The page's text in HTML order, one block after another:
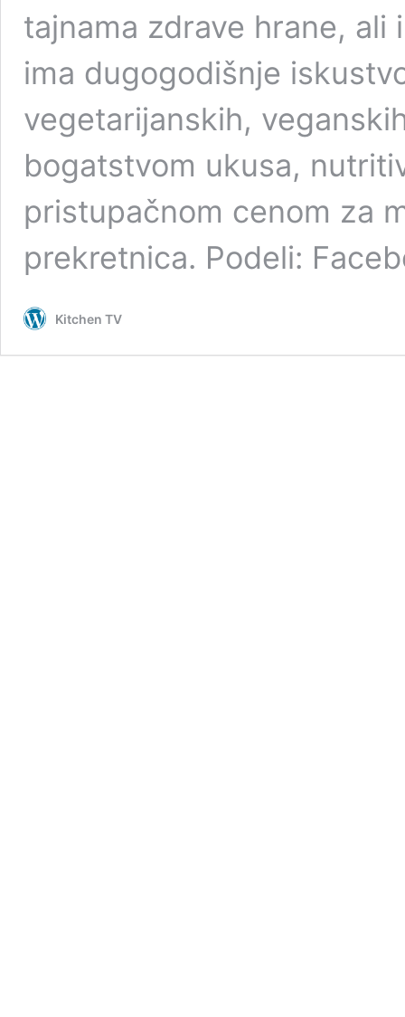
tajnama zdrave hrane,
ima dugogodišnje
vegetarijanskih,
bogatstvom ukusa,
pristupačnom cenom za
prekretnica. Podeli:
Kitchen TV